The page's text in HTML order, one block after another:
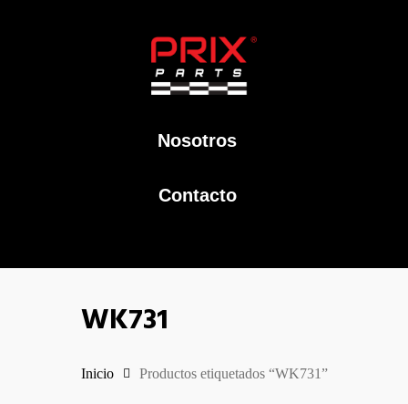
Nosotros
Contacto
WK731
Inicio Productos etiquetados “WK731”